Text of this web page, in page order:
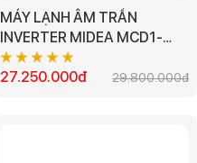
MÁY LẠNH ÂM TRẦN
INVERTER MIDEA MCD1-
36CRDN8-Q 4HP MODEL
2023 (1 PHA)
27.250.000đ 29.800.000đ